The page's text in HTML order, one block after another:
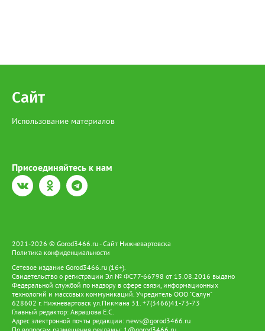
Сайт
Использование материалов
Присоединяйтесь к нам
2021-2026 © Gorod3466.ru - Сайт Нижневартовска
Политика конфиденциальности
Сетевое издание Gorod3466.ru (16+).
Свидетельство о регистрации Эл № ФС77-66798 от 15.08.2016 выдано
Федеральной службой по надзору в сфере связи, информационных
технологий и массовых коммуникаций. Учредитель ООО "Салун"
628602 г. Нижневартовск ул.Пикмана 31. +7(3466)41-73-73
Главный редактор: Аврашова Е.С.
Адрес электронной почты редакции: news@gorod3466.ru